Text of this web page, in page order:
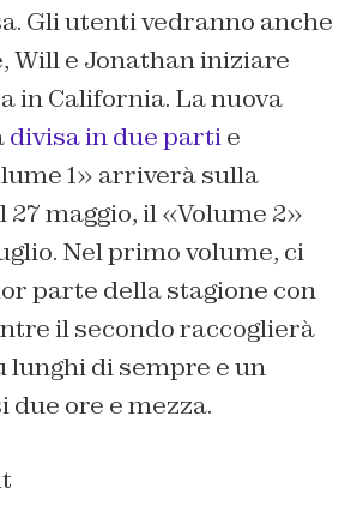
Gli utenti vedranno anche
Will e Jonathan iniziare
in California. La nuova
divisa in due partie
1» arriverà sulla
maggio, il «Volume 2»
Nel primo volume, ci
parte della stagione con
il secondo raccoglierà
lunghi di sempre e un
due ore e mezza.